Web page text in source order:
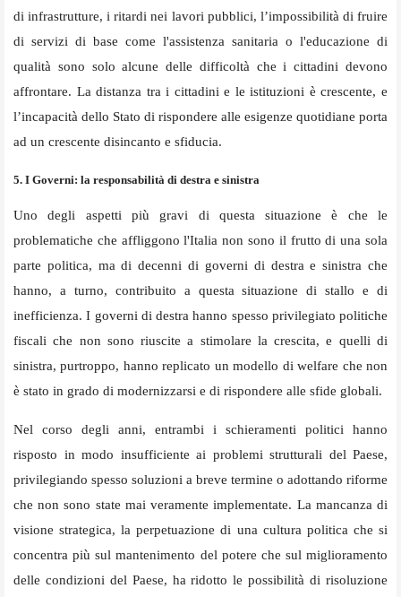
di infrastrutture, i ritardi nei lavori pubblici, l’impossibilità di fruire
di servizi di base come l'assistenza sanitaria o l'educazione di
qualità sono solo alcune delle difficoltà che i cittadini devono
affrontare. La distanza tra i cittadini e le istituzioni è crescente, e
l’incapacità dello Stato di rispondere alle esigenze quotidiane porta
ad un crescente disincanto e sfiducia.
5. I Governi: la responsabilità di destra e sinistra
Uno degli aspetti più gravi di questa situazione è che le
problematiche che affliggono l'Italia non sono il frutto di una sola
parte politica, ma di decenni di governi di destra e sinistra che
hanno, a turno, contribuito a questa situazione di stallo e di
inefficienza. I governi di destra hanno spesso privilegiato politiche
fiscali che non sono riuscite a stimolare la crescita, e quelli di
sinistra, purtroppo, hanno replicato un modello di welfare che non
è stato in grado di modernizzarsi e di rispondere alle sfide globali.
Nel corso degli anni, entrambi i schieramenti politici hanno
risposto in modo insufficiente ai problemi strutturali del Paese,
privilegiando spesso soluzioni a breve termine o adottando riforme
che non sono state mai veramente implementate. La mancanza di
visione strategica, la perpetuazione di una cultura politica che si
concentra più sul mantenimento del potere che sul miglioramento
delle condizioni del Paese, ha ridotto le possibilità di risoluzione